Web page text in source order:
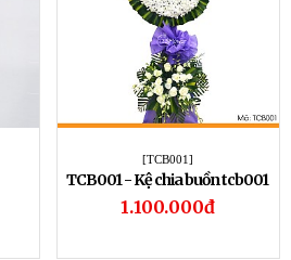
[TCB001]
TCB001 - Kệ chia buồn tcb001
1.100.000đ